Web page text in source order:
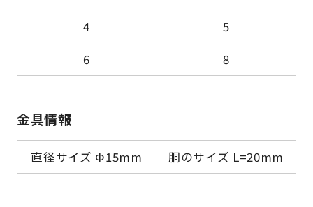
4
5
6
8
金具情報
直径サイズ Φ15mm 胴のサイズ L=20mm